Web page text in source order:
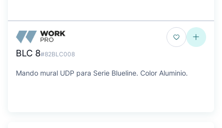
BLC 8#82BLC008
Mando mural UDP para Serie Blueline. Color Aluminio.